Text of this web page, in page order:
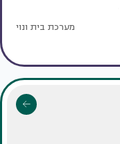
מערכת בית ונוי